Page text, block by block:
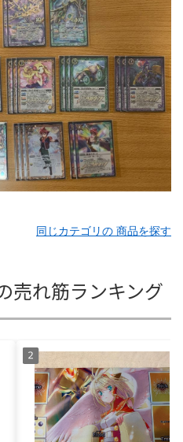
同じカテゴリの 商品を探す
売れ筋ランキング